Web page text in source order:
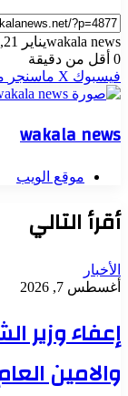
wakala newsيناير 21, 2025
0 أقل من دقيقة
فيسبوك ‫X ماسنجر
wakala news
موقع الويب
أقرأ التالي
الأخبار
أغسطس 7, 2026
إعفاء وزير
والامين